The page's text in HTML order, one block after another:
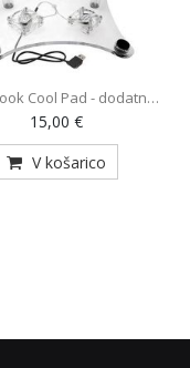
Cool Pad - dodatno
za prenosnik z 2
(MY-128)
15,00 €
V košarico